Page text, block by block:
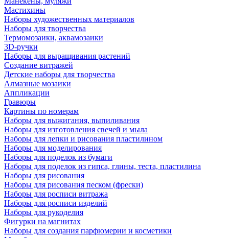
Мастихины
Наборы художественных материалов
Наборы для творчества
Термомозаики, аквамозаики
3D-ручки
Наборы для выращивания растений
Создание витражей
Детские наборы для творчества
Алмазные мозаики
Аппликации
Гравюры
Картины по номерам
Наборы для выжигания, выпиливания
Наборы для изготовления свечей и мыла
Наборы для лепки и рисования пластилином
Наборы для моделирования
Наборы для поделок из бумаги
Наборы для поделок из гипса, глины, теста, пластилина
Наборы для рисования
Наборы для рисования песком (фрески)
Наборы для росписи витража
Наборы для росписи изделий
Наборы для рукоделия
Фигурки на магнитах
Наборы для создания парфюмерии и косметики